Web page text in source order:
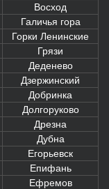
Восход
Галичья гора
Горки Ленинские
Грязи
Деденево
Дзержинский
Добринка
Долгоруково
Дрезна
Дубна
Егорьевск
Епифань
Ефремов